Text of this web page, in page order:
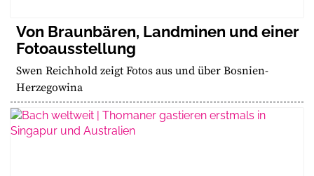
Von Braunbären, Landminen und einer
Fotoausstellung
Swen Reichhold zeigt Fotos aus und über Bosnien-
Herzegowina